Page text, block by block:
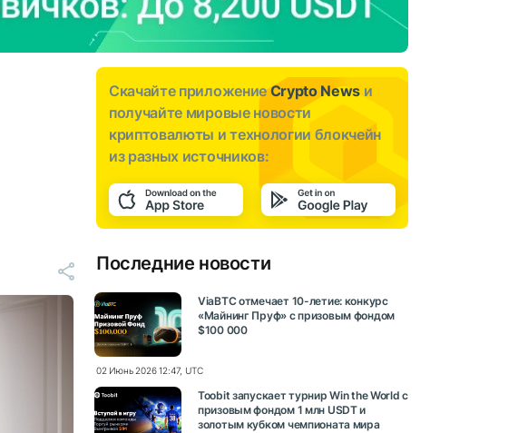
Скачайте приложениеCrypto News и
получайте мировые новости
криптовалюты и технологии блокчейн
из разных источников:
Последние новости
ViaBTC отмечает 10-летие: конкурс
«Майнинг Пруф» с призовым фондом
$100 000
02 Июнь 2026 12:47, UTC
Toobit запускает турнир Win the World с
призовым фондом 1 млн USDT и
золотым кубком чемпионата мира